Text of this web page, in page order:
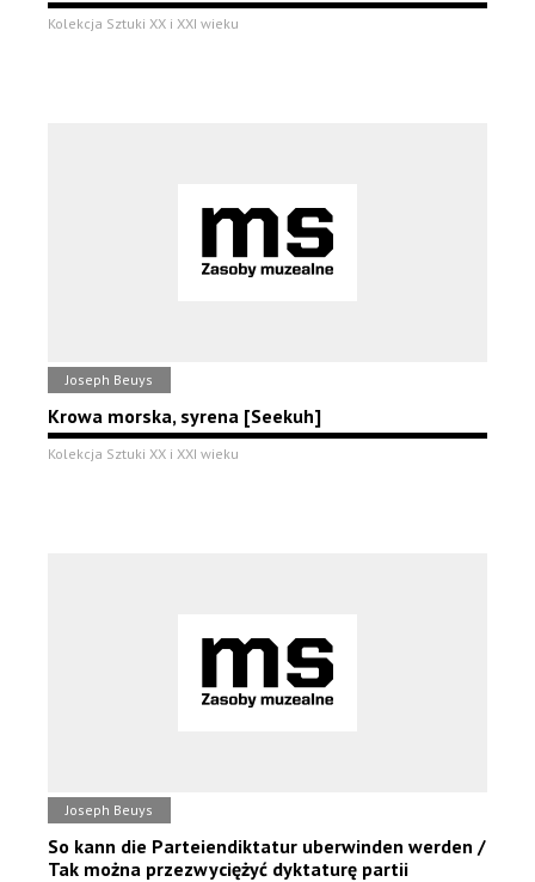
Kolekcja Sztuki XX i XXI wieku
Joseph Beuys
Krowa morska, syrena [Seekuh]
Kolekcja Sztuki XX i XXI wieku
Joseph Beuys
So kann die Parteiendiktatur uberwinden werden /
Tak można przezwyciężyć dyktaturę partii